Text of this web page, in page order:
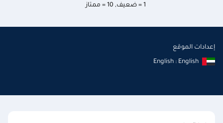
1 = ضعيف , 10 = ممتاز
إعدادات الموقع
English : English